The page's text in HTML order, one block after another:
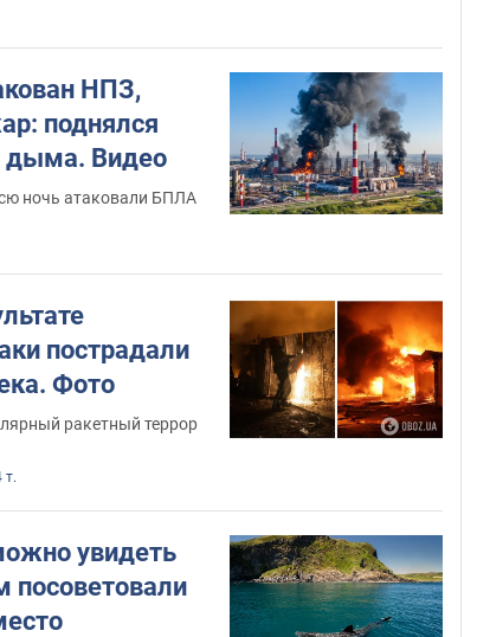
НПЗ,
поднялся
дыма. Видео
ночь атаковали БПЛА
пострадали
Фото
ракетный террор
т.
увидеть
посоветовали